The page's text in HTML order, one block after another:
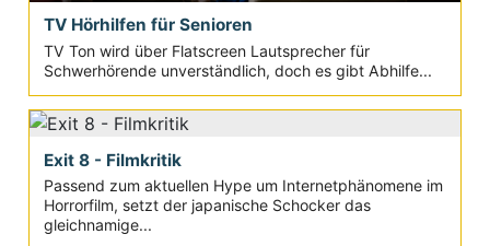
TV Hörhilfen für Senioren
TV Ton wird über Flatscreen Lautsprecher für
Schwerhörende unverständlich, doch es gibt Abhilfe...
Exit 8 - Filmkritik
Passend zum aktuellen Hype um Internetphänomene im
Horrorfilm, setzt der japanische Schocker das
gleichnamige...